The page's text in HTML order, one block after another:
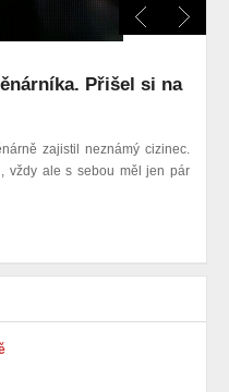
Přišel si na
zajistil neznámý cizinec.
vždy ale s sebou měl jen pár